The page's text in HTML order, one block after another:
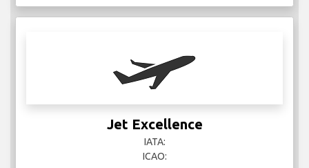
Jet Excellence
IATA:
ICAO: